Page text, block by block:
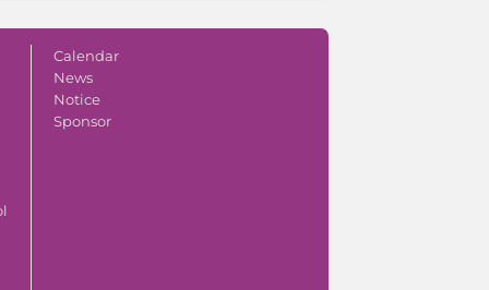
Calendar
News
Notice
Sponsor